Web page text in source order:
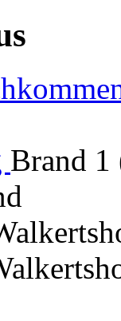
Brand 1